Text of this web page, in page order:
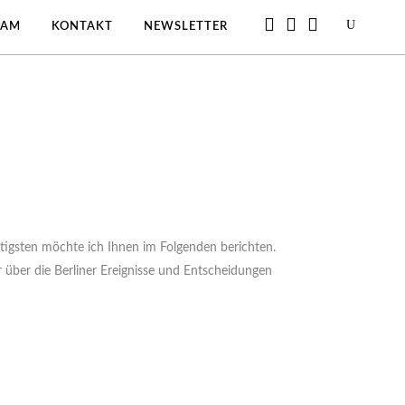
KONTAKT NEWSLETTER
möchte ich Ihnen im Folgenden berichten.
die Berliner Ereignisse und Entscheidungen